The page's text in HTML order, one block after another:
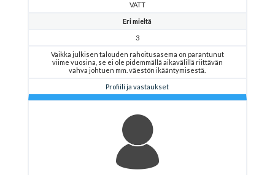
VATT
Eri mieltä
3
Vaikka julkisen talouden rahoitusasema on parantunut
viime vuosina, se ei ole pidemmällä aikavälillä riittävän
vahva johtuen mm. väestön ikääntymisestä.
Profiili ja vastaukset